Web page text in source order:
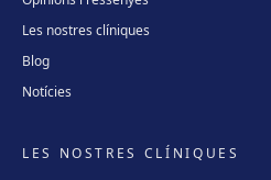
Lleida
Carrer Enric Granados, 4, 25006 Lleida
Com arribar
Andorra
Les nostres clíniques
Blog
Notícies
LES NOSTRES CLÍNIQUES